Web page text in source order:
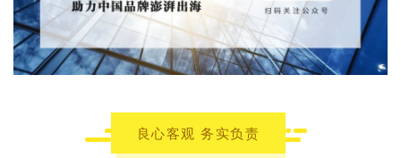
良心客观 务实负责